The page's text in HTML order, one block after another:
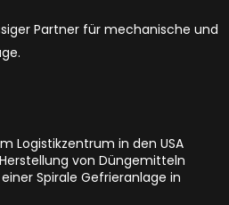
Partner für mechanische und
Logistikzentrum in den USA
von Düngemitteln
Spirale Gefrieranlage in